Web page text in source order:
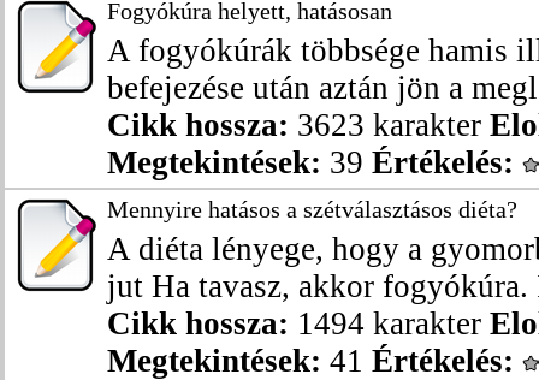
Fogyókúra helyett, hatásosan
A fogyókúrák többsége hamis
befejezése után aztán jön a
Cikk hossza: 3623 karakter
Megtekintések: 39 Értékelés:
Mennyire hatásos a szétválasztásos diéta?
A diéta lényege, hogy a
jut Ha tavasz, akkor
Cikk hossza: 1494 karakter
Megtekintések: 41 Értékelés: